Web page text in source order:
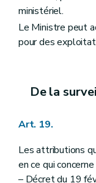
ministériel.
Le Ministre peut
pour des
De la
Art. 19.
Les attributions
en ce qui
– Décret du 19